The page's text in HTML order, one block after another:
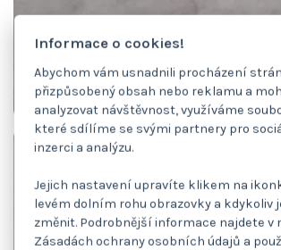
Informace o cookies!
Abychom vám usnadnili procházení
přizpůsobený obsah nebo reklamu a
analyzovat návštěvnost, využíváme
které sdílíme se svými partnery pro
inzerci a analýzu.
Jejich nastavení upravíte klikem na
levém dolním rohu obrazovky a kdykoliv
změnit. Podrobnější informace najdete v
Zásadách ochrany osobních údajů a